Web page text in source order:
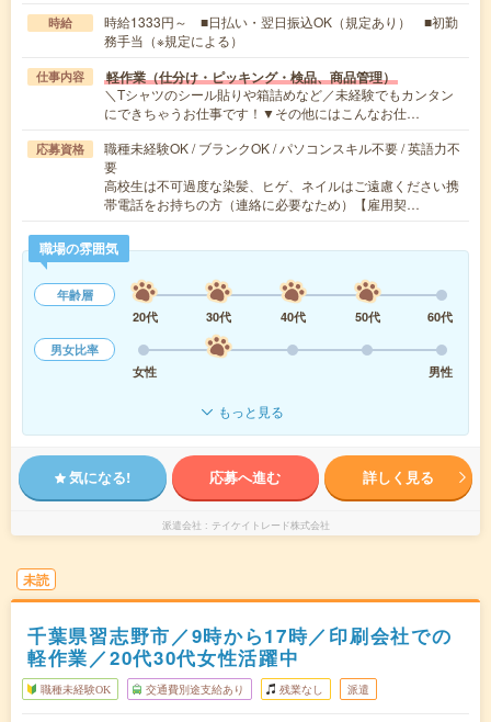
時給
時給1333円～ ■日払い・翌日振込OK（規定あり） ■初勤
務手当（※規定による）
仕事内容 軽作業（仕分け・ピッキング・検品、商品管理）
＼Tシャツのシール貼りや箱詰めなど／未経験でもカンタン
にできちゃうお仕事です！▼その他にはこんなお仕…
応募資格
職種未経験OK / ブランクOK / パソコンスキル不要 / 英語力不
要
高校生は不可過度な染髪、ヒゲ、ネイルはご遠慮ください携
帯電話をお持ちの方（連絡に必要なため）【雇用契…
職場の雰囲気
年齢層
20代
30代 40代 50代
60代
男女比率
女性
男性
もっと見る
気になる! 応募へ進む 詳しく見る
派遣会社 テイケイトレード株式会社
未読
千葉県習志野市／9時から17時／印刷会社での
軽作業／20代30代女性活躍中
職種未経験OK 交通費別途支給あり 残業なし 派遣